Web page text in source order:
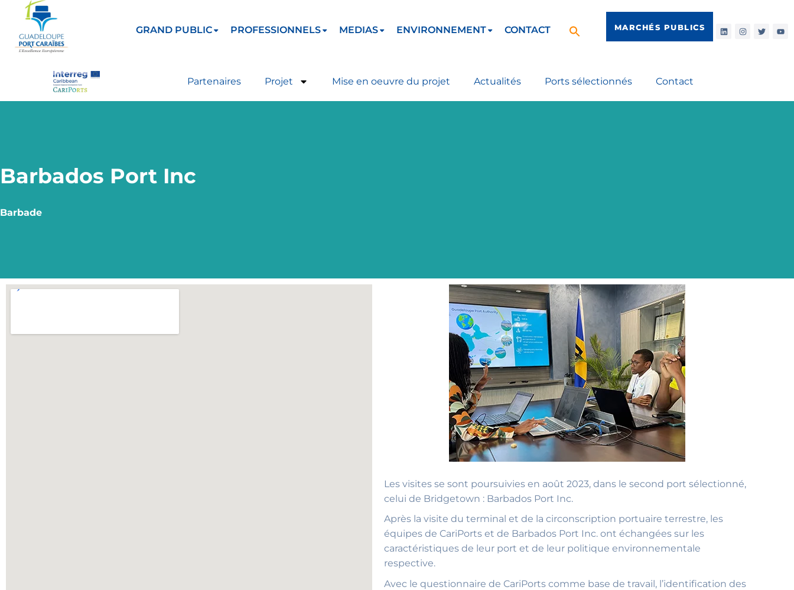
GRAND PUBLIC PROFESSIONNELS MEDIAS ENVIRONNEMENT CONTACT MARCHÉS PUBLICS
Partenaires Projet Mise en oeuvre du projet Actualités Ports sélectionnés Contact
Barbados Port Inc
Barbade
Les visites se sont poursuivies en août 2023, dans le second port sélectionné,
celui de Bridgetown : Barbados Port Inc.
Après la visite du terminal et de la circonscription portuaire terrestre, les
équipes de CariPorts et de Barbados Port Inc. ont échangées sur les
caractéristiques de leur port et de leur politique environnementale
respective.
Avec le questionnaire de CariPorts comme base de travail, l’identification des